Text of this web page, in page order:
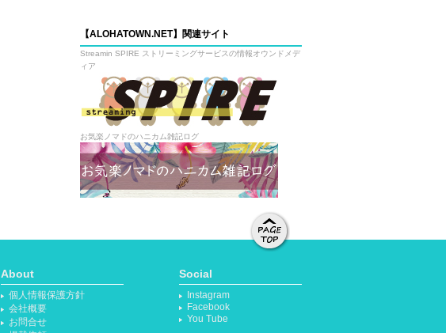
【ALOHATOWN.NET】関連サイト
Streamin SPIRE ストリーミングサービスの情報オウンドメデ
ィア
お気楽ノマドのハニカム雑記ログ
About
個人情報保護方針
会社概要
お問合せ
Social
Instagram
Facebook
You Tube
動する